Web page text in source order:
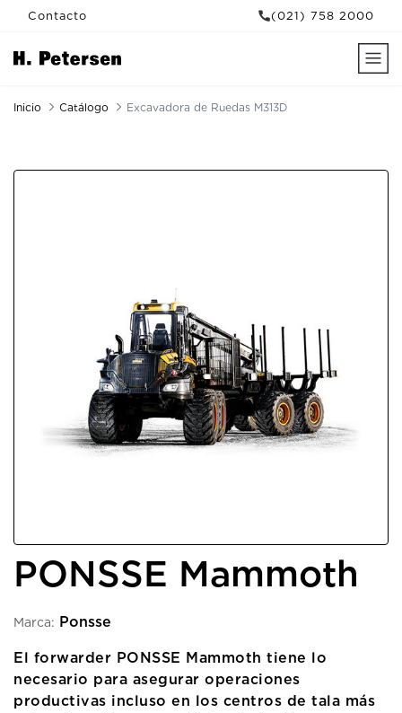
Contacto (021) 758 2000
Inicio Catálogo Excavadora de Ruedas M313D
PONSSE Mammoth
Marca: Ponsse
El forwarder PONSSE Mammoth tiene lo
necesario para asegurar operaciones
productivas incluso en los centros de tala más